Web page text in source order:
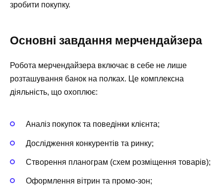
зробити покупку.
Основні завдання мерчендайзера
Робота мерчендайзера включає в себе не лише
розташування банок на полках. Це комплексна
діяльність, що охоплює:
Аналіз покупок та поведінки клієнта;
Дослідження конкурентів та ринку;
Створення планограм (схем розміщення товарів);
Оформлення вітрин та промо-зон;